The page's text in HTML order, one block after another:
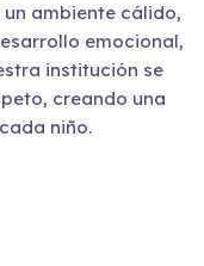
ambiente cálido,
emocional,
institución se
creando una
niño.